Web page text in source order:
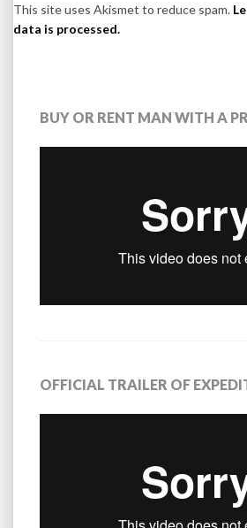
This site uses Akismet to reduce spam.
data is processed.
BUY OR RENT MAN WITH A
OFFICIAL TRAILER OF